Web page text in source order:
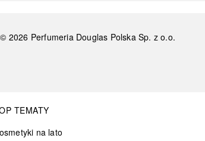
© 2026 Perfumeria Douglas Polska Sp. z o.o.
TEMATY
na lato